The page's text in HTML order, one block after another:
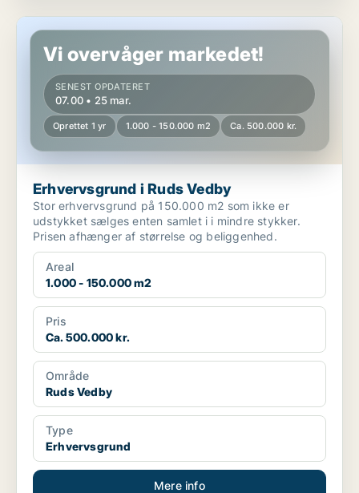
Erhvervsgrund i Ruds Vedby
Vi overvåger markedet!
SENEST OPDATERET
07.00 • 25 mar.
Oprettet 1 yr 1.000 - 150.000 m2 Ca. 500.000 kr.
Erhvervsgrund i Ruds Vedby
Stor erhvervsgrund på 150.000 m2 som ikke er
udstykket sælges enten samlet i i mindre stykker.
Prisen afhænger af størrelse og beliggenhed.
Areal
1.000 - 150.000 m2
Pris
Ca. 500.000 kr.
Område
Ruds Vedby
Type
Erhvervsgrund
Mere info